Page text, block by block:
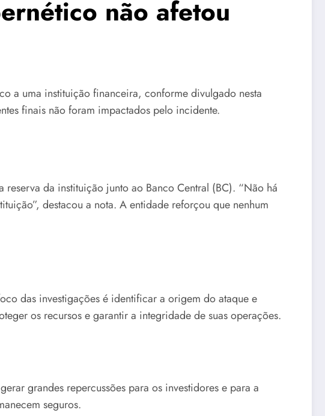
não afetou
a uma instituição financeira, conforme divulgado nesta
finais não foram impactados pelo incidente.
da instituição junto ao Banco Central (BC). “Não há
destacou a nota. A entidade reforçou que nenhum
das investigações é identificar a origem do ataque e
os recursos e garantir a integridade de suas operações.
grandes repercussões para os investidores e para a
seguros.